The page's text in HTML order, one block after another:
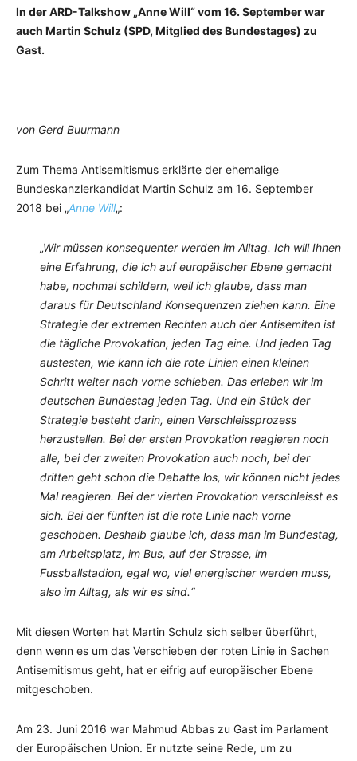
In der ARD-Talkshow „Anne Will“ vom 16. September war
auch Martin Schulz (SPD, Mitglied des Bundestages) zu
Gast.
von Gerd Buurmann
Zum Thema Antisemitismus erklärte der ehemalige
Bundeskanzlerkandidat Martin Schulz am 16. September
2018 bei „Anne Will„:
„Wir müssen konsequenter werden im Alltag. Ich will Ihnen
eine Erfahrung, die ich auf europäischer Ebene gemacht
habe, nochmal schildern, weil ich glaube, dass man
daraus für Deutschland Konsequenzen ziehen kann. Eine
Strategie der extremen Rechten auch der Antisemiten ist
die tägliche Provokation, jeden Tag eine. Und jeden Tag
austesten, wie kann ich die rote Linien einen kleinen
Schritt weiter nach vorne schieben. Das erleben wir im
deutschen Bundestag jeden Tag. Und ein Stück der
Strategie besteht darin, einen Verschleissprozess
herzustellen. Bei der ersten Provokation reagieren noch
alle, bei der zweiten Provokation auch noch, bei der
dritten geht schon die Debatte los, wir können nicht jedes
Mal reagieren. Bei der vierten Provokation verschleisst es
sich. Bei der fünften ist die rote Linie nach vorne
geschoben. Deshalb glaube ich, dass man im Bundestag,
am Arbeitsplatz, im Bus, auf der Strasse, im
Fussballstadion, egal wo, viel energischer werden muss,
also im Alltag, als wir es sind.“
Mit diesen Worten hat Martin Schulz sich selber überführt,
denn wenn es um das Verschieben der roten Linie in Sachen
Antisemitismus geht, hat er eifrig auf europäischer Ebene
mitgeschoben.
Am 23. Juni 2016 war Mahmud Abbas zu Gast im Parlament
der Europäischen Union. Er nutzte seine Rede, um zu